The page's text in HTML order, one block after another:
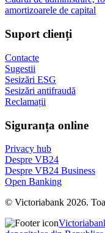
amortizoarele de capital
Suport clienți
Contacte
Sugestii
Sesizări ESG
Sesizări antifraudă
Reclamații
Siguranța online
Privacy hub
Despre VB24
Despre VB24 Business
Open Banking
© Victoriabank 2026.